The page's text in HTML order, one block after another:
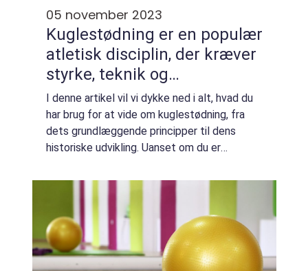
05 november 2023
Kuglestødning er en populær
atletisk disciplin, der kræver
styrke, teknik og
eksplosivitet
I denne artikel vil vi dykke ned i alt, hvad du
har brug for at vide om kuglestødning, fra
dets grundlæggende principper til dens
historiske udvikling. Uanset om du er
erfaren udøver, vil denne artikel forh...